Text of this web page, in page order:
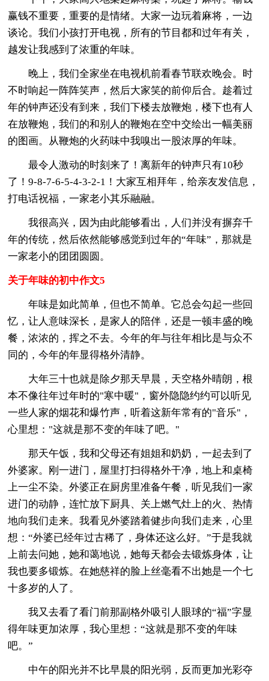
赢钱不重要，重要的是情绪。大家一边玩着麻将，一边
谈论。我们小孩打开电视，所有的节目都和过年有关，
越发让我感到了浓重的年味。
晚上，我们全家坐在电视机前看春节联欢晚会。时
不时响起一阵阵笑声，然后大家笑的前仰后合。趁着过
年的钟声还没有到来，我们下楼去放鞭炮，楼下也有人
在放鞭炮，我们的和别人的鞭炮在空中交绘出一幅美丽
的图画。从鞭炮的火药味中我嗅出一股浓厚的年味。
最令人激动的时刻来了！离新年的钟声只有10秒
了！9-8-7-6-5-4-3-2-1！大家互相拜年，给亲友发信息，
打电话祝福，一家老小其乐融融。
我很高兴，因为由此能够看出，人们并没有摒弃千
年的传统，然后依然能够感觉到过年的“年味”，那就是
一家老小的团团圆圆。
关于年味的初中作文5
年味是如此简单，但也不简单。它总会勾起一些回
忆，让人意味深长，是家人的陪伴，还是一顿丰盛的晚
餐，浓浓的，挥之不去。今年的年与往年相比是与众不
同的，今年的年显得格外清静。
大年三十也就是除夕那天早晨，天空格外晴朗，根
本不像往年过年时的"寒中暖"，窗外隐隐约约可以听见
一些人家的烟花和爆竹声，听着这新年常有的"音乐"，
心里想："这就是那不变的年味了吧。"
那天午饭，我和父母还有姐姐和奶奶，一起去到了
外婆家。刚一进门，屋里打扫得格外干净，地上和桌椅
上一尘不染。外婆正在厨房里准备午餐，听见我们一家
进门的动静，连忙放下厨具、关上燃气灶上的火、热情
地向我们走来。我看见外婆踏着健步向我们走来，心里
想：“外婆已经年过古稀了，身体还这么好。”于是我就
上前去问她，她和蔼地说，她每天都会去锻炼身体，让
我也要多锻炼。在她慈祥的脸上丝毫看不出她是一个七
十多岁的人了。
我又去看了看门前那副格外吸引人眼球的“福”字显
得年味更加浓厚，我心里想：“这就是那不变的年味
吧。”
中午的阳光并不比早晨的阳光弱，反而更加光彩夺